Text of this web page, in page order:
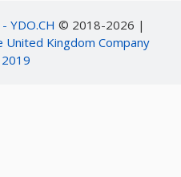
YDO.CH © 2018-2026 |
United Kingdom Company